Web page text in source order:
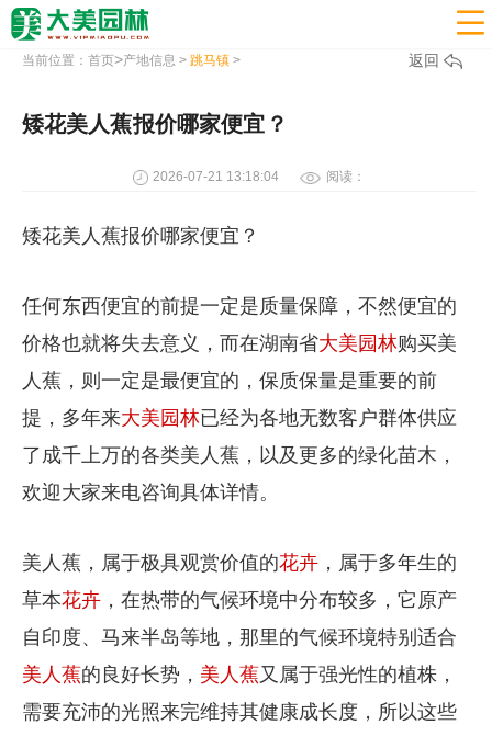

当前位置： 首页>产地信息 > 跳马镇> 返回
矮花美人蕉报价哪家便宜？
2026-07-21 13:18:04 阅读：
矮花美人蕉报价哪家便宜？
任何东西便宜的前提一定是质量保障，不然便宜的
价格也就将失去意义，而在湖南省大美园林购买美
人蕉，则一定是最便宜的，保质保量是重要的前
提，多年来大美园林已经为各地无数客户群体供应
了成千上万的各类美人蕉，以及更多的绿化苗木，
欢迎大家来电咨询具体详情。
美人蕉，属于极具观赏价值的花卉，属于多年生的
草本花卉，在热带的气候环境中分布较多，它原产
自印度、马来半岛等地，那里的气候环境特别适合
美人蕉的良好长势， 美人蕉又属于强光性的植株，
需要充沛的光照来完维持其健康成长度，所以这些